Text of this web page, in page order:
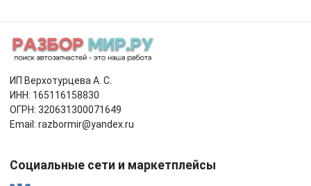
ИП Верхотурцева А. С.
ИНН: 165116158830
ОГРН: 320631300071649
Email: razbormir@yandex.ru
Социальные сети и маркетплейсы